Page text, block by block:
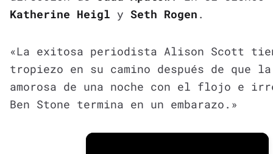
Katherine Heigl y Seth Rogen .
«La exitosa periodista Alison Scott
tropiezo en su camino después de que
amorosa de una noche con el flojo e
Ben Stone termina en un embarazo.»